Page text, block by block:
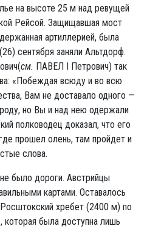
на высоте 25 м над ревущей
Рейсой. Защищавшая мост
артиллерией, была
сентября заняли Альтдорф.
см. ПАВЕЛ I Петрович) так
«Побеждая всюду и во всю
Вам не доставало одного —
но Вы и над нею одержали
полководец доказал, что его
прошел олень, там пройдет и
слова.
было дороги. Австрийцы
картами. Оставалось
хребет (2400 м) по
которая была доступна лишь